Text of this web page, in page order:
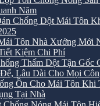
Năm
Chống Dột Mái Tôn
Tôn Nhà Xưởng Mới
Kiệm Chi Phí
Thấm Dột Tận Gốc
Lâu Dài Cho Mọi
Ồn Cho Mái Tôn Khi
Tại Nhà